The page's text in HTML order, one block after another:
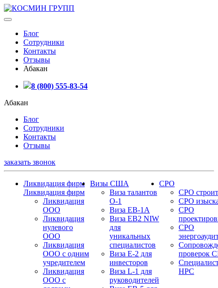
Блог
Сотрудники
Контакты
Отзывы
Абакан
8 (800) 555-83-54
Абакан
Блог
Сотрудники
Контакты
Отзывы
заказать звонок
Ликвидация фирм
Ликвидация фирм
Ликвидация
ООО
Ликвидация
нулевого
ООО
Ликвидация
ООО с одним
учредителем
Ликвидация
ООО с
Визы США
Виза талантов
О-1
Виза EB-1A
Виза EB2 NIW
для
уникальных
специалистов
Виза E-2 для
инвесторов
Виза L-1 для
руководителей
СРО
СРО
СРО
СРО
СРО
проверок
НРС